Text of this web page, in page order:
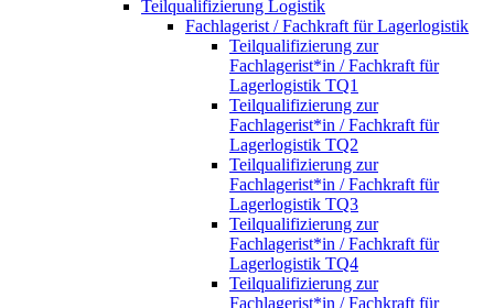
Teilqualifizierung Logistik
Fachlagerist / Fachkraft für Lagerlogistik
Teilqualifizierung zur
Fachlagerist*in / Fachkraft für
Lagerlogistik TQ1
Teilqualifizierung zur
Fachlagerist*in / Fachkraft für
Lagerlogistik TQ2
Teilqualifizierung zur
Fachlagerist*in / Fachkraft für
Lagerlogistik TQ3
Teilqualifizierung zur
Fachlagerist*in / Fachkraft für
Lagerlogistik TQ4
Teilqualifizierung zur
Fachlagerist*in / Fachkraft für